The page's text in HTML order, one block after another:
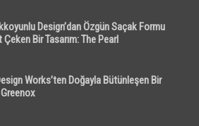
Design’dan Özgün Saçak Formu
Bir Tasarım: The Pearl
Works’ten Doğayla Bütünleşen Bir
Greenox